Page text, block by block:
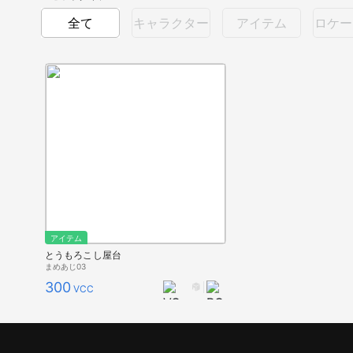
全て キャラクター アイテム ロケ
アイテム
とうもろこし屋台
まめあじ03
300 VCC